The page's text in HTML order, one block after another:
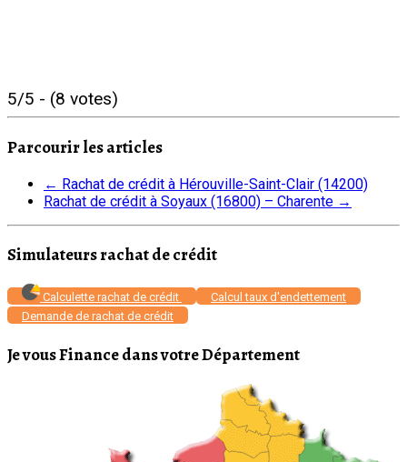
5/5 - (8 votes)
Parcourir les articles
← Rachat de crédit à Hérouville-Saint-Clair (14200)
Rachat de crédit à Soyaux (16800) – Charente →
Simulateurs rachat de crédit
Calculette rachat de crédit
Calcul taux d'endettement
Demande de rachat de crédit
Je vous Finance dans votre Département